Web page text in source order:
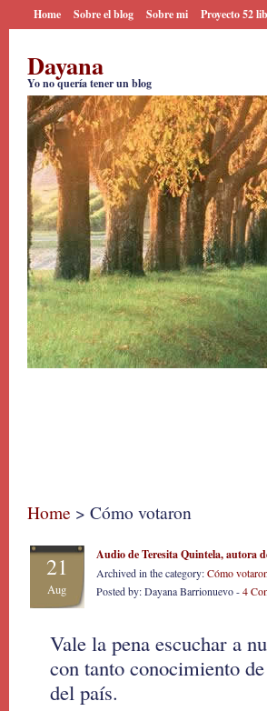
Home Sobre el blog Sobre mi Proyecto 52
Dayana
Yo no quería tener un blog
Home > Cómo votaron
21
Aug
Audio de Teresita Quintela, autora
Archived in the category:Cómo votaron
Posted by: Dayana Barrionuevo -4
Vale la pena escuchar a
con tanto conocimiento
del país.